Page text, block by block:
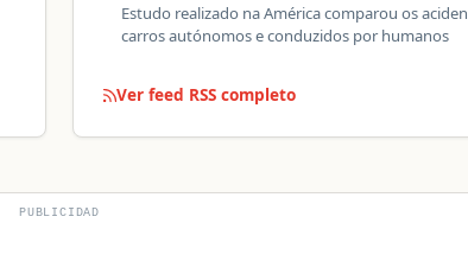
Estudo realizado na América comparou os
carros autónomos e conduzidos por humanos
Ver feed RSS completo
PUBLICIDAD